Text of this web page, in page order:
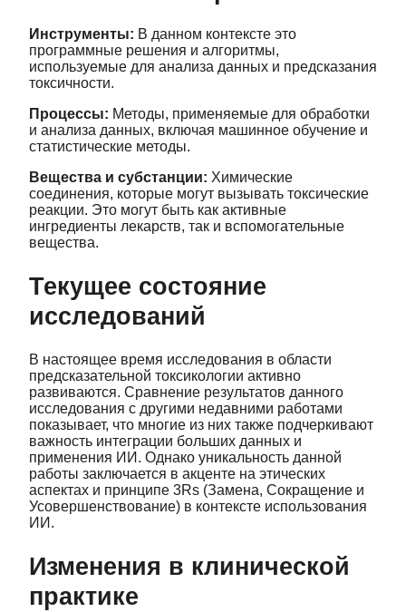
Инструменты: В данном контексте это
программные решения и алгоритмы,
используемые для анализа данных и предсказания
токсичности.
Процессы: Методы, применяемые для обработки
и анализа данных, включая машинное обучение и
статистические методы.
Вещества и субстанции: Химические
соединения, которые могут вызывать токсические
реакции. Это могут быть как активные
ингредиенты лекарств, так и вспомогательные
вещества.
Текущее состояние
исследований
В настоящее время исследования в области
предсказательной токсикологии активно
развиваются. Сравнение результатов данного
исследования с другими недавними работами
показывает, что многие из них также подчеркивают
важность интеграции больших данных и
применения ИИ. Однако уникальность данной
работы заключается в акценте на этических
аспектах и принципе 3Rs (Замена, Сокращение и
Усовершенствование) в контексте использования
ИИ.
Изменения в клинической
практике